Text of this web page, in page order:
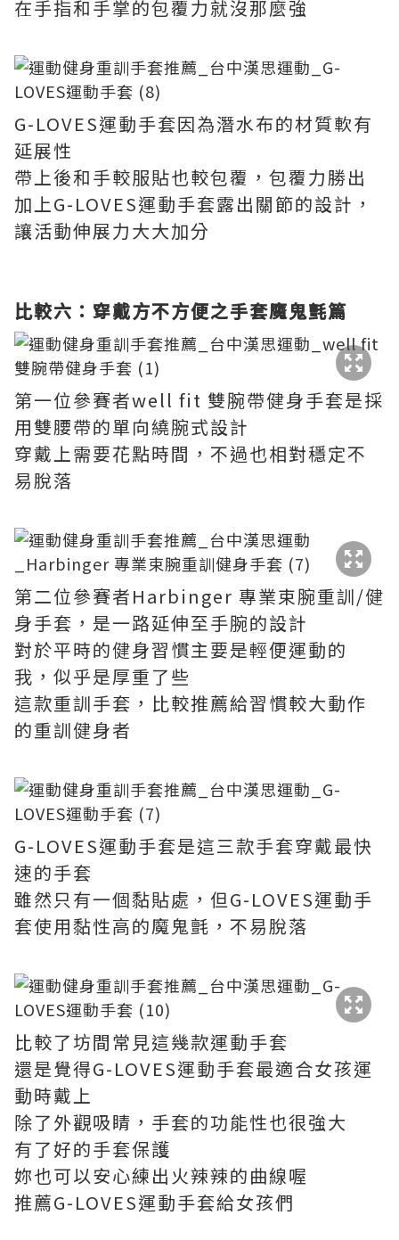
在手指和手掌的包覆力就沒那麼強
G-LOVES運動手套因為潛水布的材質軟有
延展性
帶上後和手較服貼也較包覆，包覆力勝出
加上G-LOVES運動手套露出關節的設計，
讓活動伸展力大大加分
比較六：穿戴方不方便之手套魔鬼氈篇
第一位參賽者well fit 雙腕帶健身手套是採
用雙腰帶的單向繞腕式設計
穿戴上需要花點時間，不過也相對穩定不
易脫落
第二位參賽者Harbinger 專業束腕重訓/健
身手套，是一路延伸至手腕的設計
對於平時的健身習慣主要是輕便運動的
我，似乎是厚重了些
這款重訓手套，比較推薦給習慣較大動作
的重訓健身者
G-LOVES運動手套是這三款手套穿戴最快
速的手套
雖然只有一個黏貼處，但G-LOVES運動手
套使用黏性高的魔鬼氈，不易脫落
比較了坊間常見這幾款運動手套
還是覺得G-LOVES運動手套最適合女孩運
動時戴上
除了外觀吸睛，手套的功能性也很強大
有了好的手套保護
妳也可以安心練出火辣辣的曲線喔
推薦G-LOVES運動手套給女孩們